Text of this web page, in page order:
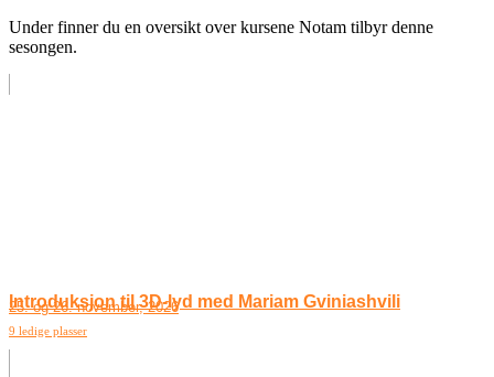
Under finner du en oversikt over kursene Notam tilbyr denne
sesongen.
25. og 26. november, 2026
Introduksjon til 3D-lyd med Mariam Gviniashvili
9 ledige plasser